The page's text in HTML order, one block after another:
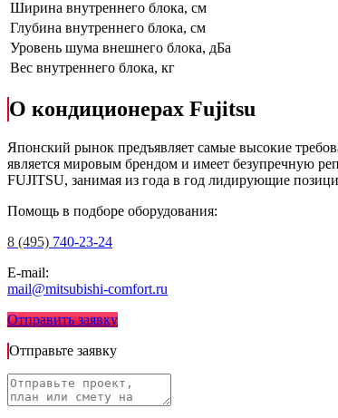
Ширина внутреннего блока, см
Глубина внутреннего блока, см
Уровень шума внешнего блока, дБа
Вес внутреннего блока, кг
О кондиционерах Fujitsu
Японский рынок предъявляет самые высокие
является мировым брендом и имеет безупречную
FUJITSU, занимая из года в год лидирующие
Помощь в подборе оборудования:
8 (495) 740-23-24
E-mail:
mail@mitsubishi-comfort.ru
Отправить заявку
Отправьте заявку